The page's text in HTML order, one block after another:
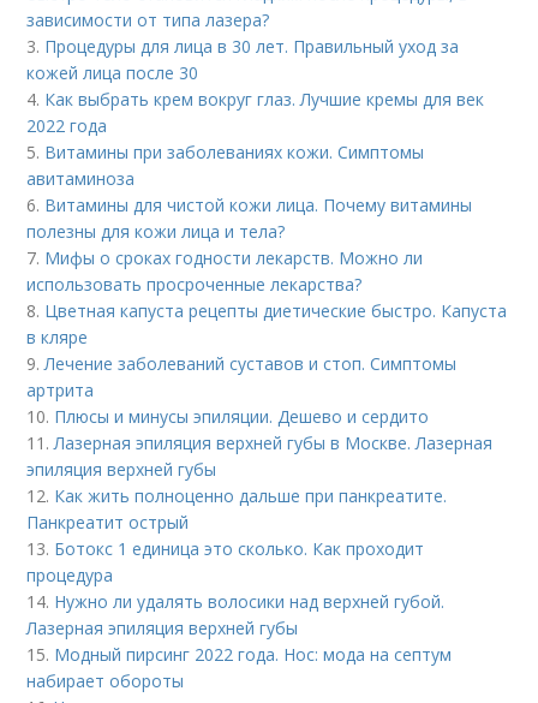
зависимости от типа лазера?
3. Процедуры для лица в 30 лет. Правильный уход за
кожей лица после 30
4. Как выбрать крем вокруг глаз. Лучшие кремы для век
2022 года
5. Витамины при заболеваниях кожи. Симптомы
авитаминоза
6. Витамины для чистой кожи лица. Почему витамины
полезны для кожи лица и тела?
7. Мифы о сроках годности лекарств. Можно ли
использовать просроченные лекарства?
8. Цветная капуста рецепты диетические быстро. Капуста
в кляре
9.Лечение заболеваний суставов и стоп. Симптомы
артрита
10. Плюсы и минусы эпиляции. Дешево и сердито
11.Лазерная эпиляция верхней губы в Москве. Лазерная
эпиляция верхней губы
12. Как жить полноценно дальше при панкреатите.
Панкреатит острый
13. Ботокс 1 единица это сколько. Как проходит
процедура
14. Нужно ли удалять волосики над верхней губой.
Лазерная эпиляция верхней губы
15. Модный пирсинг 2022 года. Нос: мода на септум
набирает обороты